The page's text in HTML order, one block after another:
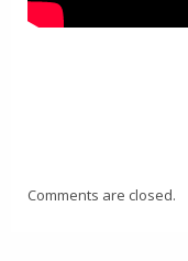
Comments are closed.